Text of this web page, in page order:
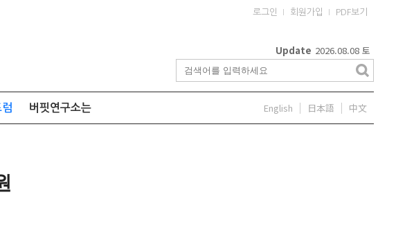
로그인 회원가입 PDF보기
Update 2026.08.08 토
럼 버핏연구소는 English 日本語 中文